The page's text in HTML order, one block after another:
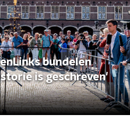
bundelen
is geschreven'